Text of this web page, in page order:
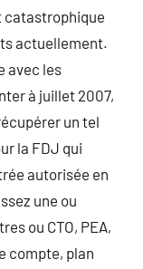
catastrophique
actuellement.
avec les
à juillet 2007,
un tel
la FDJ qui
autorisée en
une ou
ou CTO, PEA,
compte, plan